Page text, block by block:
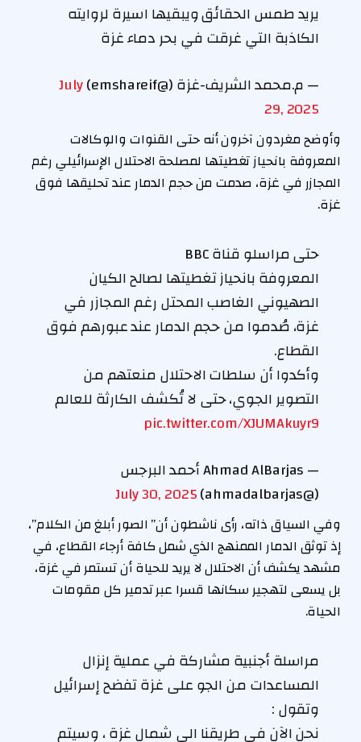
يريد طمس الحقائق ويبقيها اسيرة لروايته
الكاذبة التي غرقت في بحر دماء غزة
— م.محمد الشريف-غزة (@emshareif)
July
29, 2025
وأوضح مغردون آخرون أنه حتى القنوات والوكالات
المعروفة بانحياز تغطيتها لمصلحة الاحتلال الإسرائيلي رغم
المجازر في غزة، صدمت من حجم الدمار عند تحليقها فوق
غزة.
حتى مراسلو قناة BBC
المعروفة بانحياز تغطيتها لصالح الكيان
الصهيوني الغاصب المحتل رغم المجازر في
غزة، صُدموا من حجم الدمار عند عبورهم فوق
القطاع.
وأكدوا أن سلطات الاحتلال منعتهم من
التصوير الجوي، حتى لا تُكشف الكارثة للعالم
pic.twitter.com/XJUMAkuyr9
— Ahmad AlBarjas أحمد البرجس
(@ahmadalbarjas)
July 30, 2025
وفي السياق ذاته، رأى ناشطون أن” الصور أبلغ من الكلام”،
إذ توثق الدمار الممنهج الذي شمل كافة أرجاء القطاع، في
مشهد يكشف أن الاحتلال لا يريد للحياة أن تستمر في غزة،
بل يسعى لتهجير سكانها قسرا عبر تدمير كل مقومات
الحياة.
مراسلة أجنبية مشاركة في عملية إنزال
المساعدات من الجو على غزة تفضح إسرائيل
وتقول :
نحن الآن في طريقنا الى شمال غزة ، وسيتم